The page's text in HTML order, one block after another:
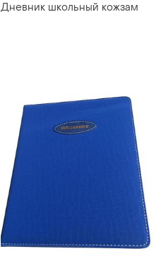
Дневник школьный кожзам